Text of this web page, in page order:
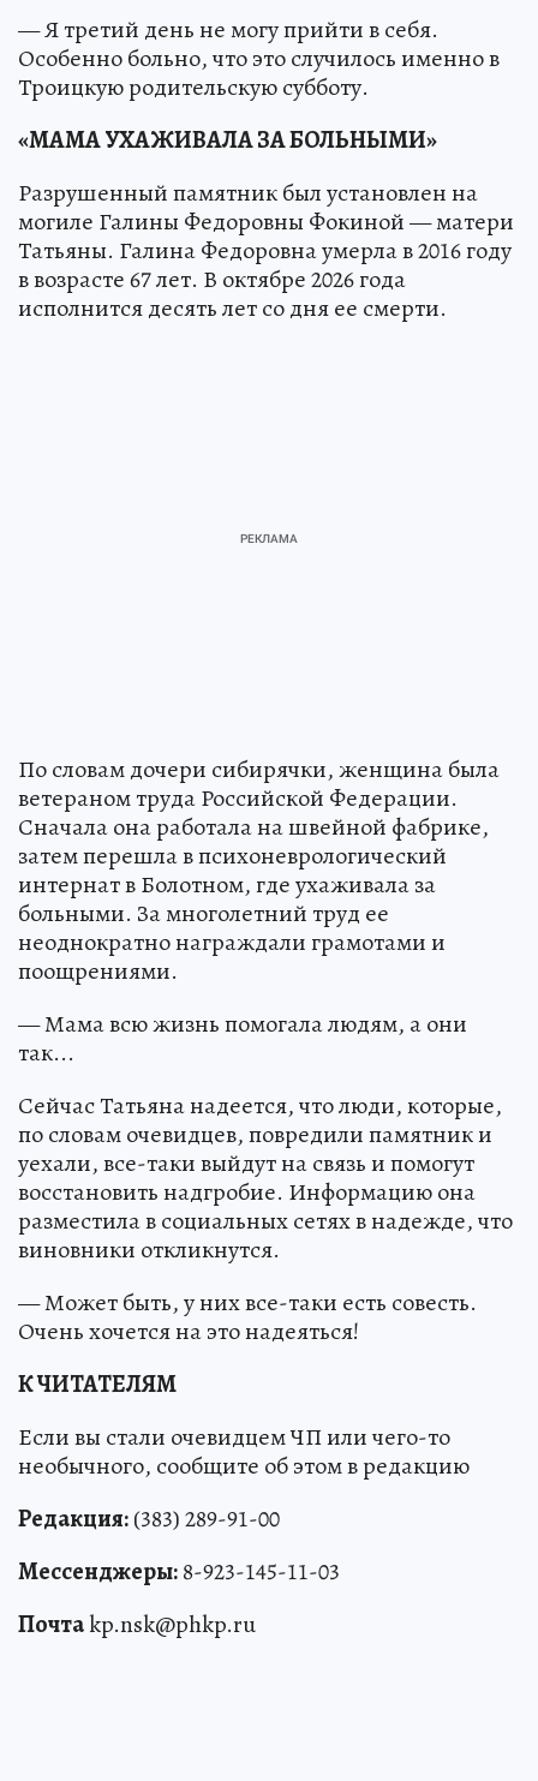
— Я третий день не могу прийти в себя.
Особенно больно, что это случилось именно в
Троицкую родительскую субботу.
«МАМА УХАЖИВАЛА ЗА БОЛЬНЫМИ»
Разрушенный памятник был установлен на
могиле Галины Федоровны Фокиной — матери
Татьяны. Галина Федоровна умерла в 2016 году
в возрасте 67 лет. В октябре 2026 года
исполнится десять лет со дня ее смерти.
По словам дочери сибирячки, женщина была
ветераном труда Российской Федерации.
Сначала она работала на швейной фабрике,
затем перешла в психоневрологический
интернат в Болотном, где ухаживала за
больными. За многолетний труд ее
неоднократно награждали грамотами и
поощрениями.
— Мама всю жизнь помогала людям, а они
так...
Сейчас Татьяна надеется, что люди, которые,
по словам очевидцев, повредили памятник и
уехали, все-таки выйдут на связь и помогут
восстановить надгробие. Информацию она
разместила в социальных сетях в надежде, что
виновники откликнутся.
— Может быть, у них все-таки есть совесть.
Очень хочется на это надеяться!
К ЧИТАТЕЛЯМ
Если вы стали очевидцем ЧП или чего-то
необычного, сообщите об этом в редакцию
Редакция:(383) 289-91-00
Мессенджеры:8-923-145-11-03
Почтаkp.nsk@phkp.ru